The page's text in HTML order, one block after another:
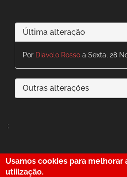
Última alteração
Por Diavolo Rosso a Sexta, 28
Outras alterações
;
Usamos cookies para melhorar
utiilzação.